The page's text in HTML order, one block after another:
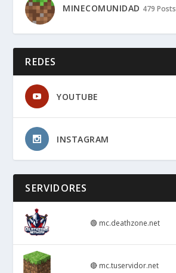
MINECOMUNIDAD 479 Posts
REDES
YOUTUBE
INSTAGRAM
SERVIDORES
🟢 mc.deathzone.net
🔴 mc.tuservidor.net